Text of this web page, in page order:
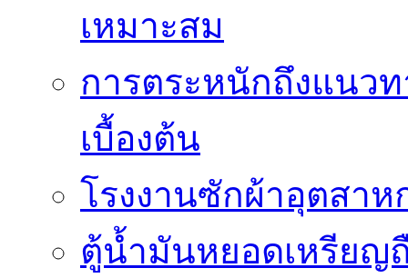
เหมาะสม
การตระหนักถึงแนว
เบื้องต้น
โรงงานซักผ้าอุตสา
ตู้น้ำมันหยอดเหรียญ